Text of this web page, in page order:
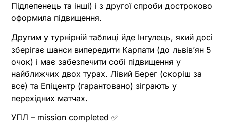
Підлепенець та інші) і з другої спроби достроково
оформила підвищення.
Другим у турнірній таблиці йде Інгулець, який досі
зберігає шанси випередити Карпати (до львівʼян 5
очок) і має забезпечити собі підвищення у
найближчих двох турах. Лівий Берег (скоріш за
все) та Епіцентр (гарантовано) зіграють у
перехідних матчах.
УПЛ – mission completed ✅